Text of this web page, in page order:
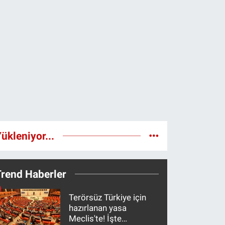
Haberler
Terörsüz Türkiye için
hazırlanan yasa
Meclis'te! İşte